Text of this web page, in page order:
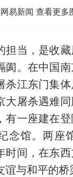
易新闻 查看更多
担当，是收
阂。在中国
杀江东门集
大屠杀遇难
有一座建在
念馆。两座
时间，在东
与和平的桥